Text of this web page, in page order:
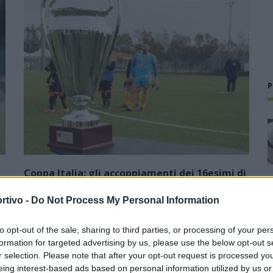
- Do Not Process My Personal Information
opt-out of the sale, sharing to third parties, or processing of your
for targeted advertising by us, please use the below opt-out
selection. Please note that after your opt-out request is processed
interest-based ads based on personal information utilized by us
Coppa Italia: gli accoppiamenti dei 16esimi di
Macomer
Con il campionato di Promozione che avrà inizio domenica 13
settembre, il Comitato Regionale ufficializza anche le date
della Coppa Italia in programma domenica 30 agosto